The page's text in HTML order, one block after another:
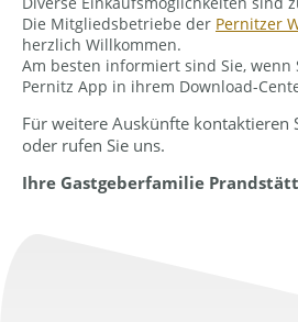
Die Mitgliedsbetriebe der Pernitzer
herzlich Willkommen.
Am besten informiert sind Sie, wenn
Pernitz App in ihrem Download-
Für weitere Auskünfte kontaktieren
oder rufen Sie uns.
Ihre Gastgeberfamilie